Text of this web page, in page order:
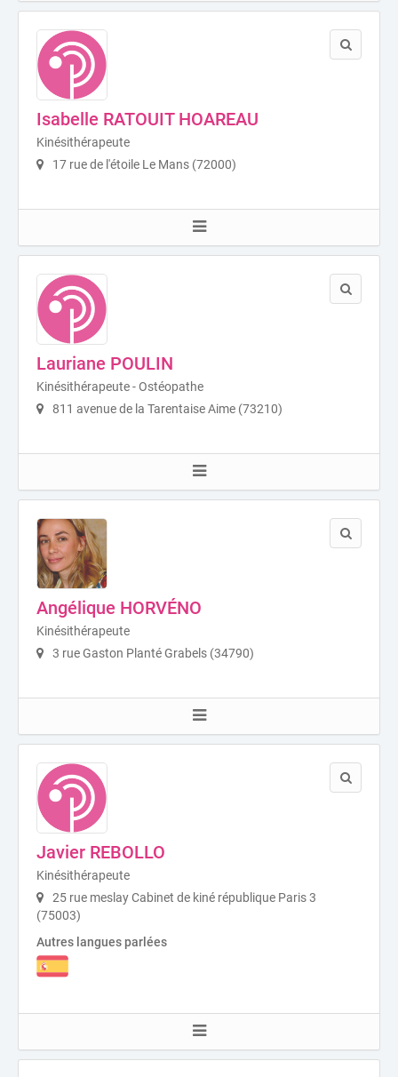
Isabelle RATOUIT HOAREAU
Kinésithérapeute
17 rue de l'étoile Le Mans (72000)
Lauriane POULIN
Kinésithérapeute - Ostéopathe
811 avenue de la Tarentaise Aime (73210)
Angélique HORVÉNO
Kinésithérapeute
3 rue Gaston Planté Grabels (34790)
Javier REBOLLO
Kinésithérapeute
25 rue meslay Cabinet de kiné république Paris 3
(75003)
Autres langues parlées